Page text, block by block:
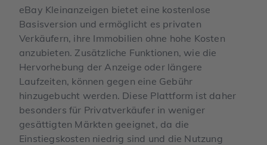
eBay Kleinanzeigen bietet eine kostenlose
Basisversion und ermöglicht es privaten
Verkäufern, ihre Immobilien ohne hohe Kosten
anzubieten. Zusätzliche Funktionen, wie die
Hervorhebung der Anzeige oder längere
Laufzeiten, können gegen eine Gebühr
hinzugebucht werden. Diese Plattform ist daher
besonders für Privatverkäufer in weniger
gesättigten Märkten geeignet, da die
Einstiegskosten niedrig sind und die Nutzung